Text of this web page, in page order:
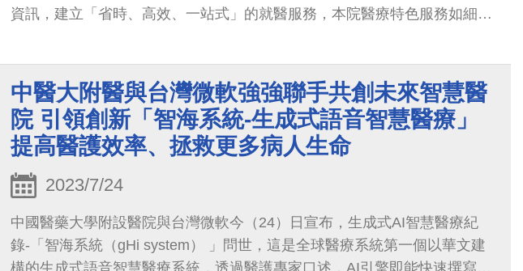
資訊，建立「省時、高效、一站式」的就醫服務，本院醫療特色服務如細胞
中醫大附醫與台灣微軟強強聯手共創未來智慧醫
院 引領創新「智海系統-生成式語音智慧醫療」
提高醫護效率、拯救更多病人生命
2023/7/24
中國醫藥大學附設醫院與台灣微軟今（24）日宣布，生成式AI智慧醫療紀
錄-「智海系統（gHi system） 」問世，這是全球醫療系統第一個以華文建
構的生成式語音智慧醫療系統，透過醫護專家口述，AI引擎即能快速撰寫病